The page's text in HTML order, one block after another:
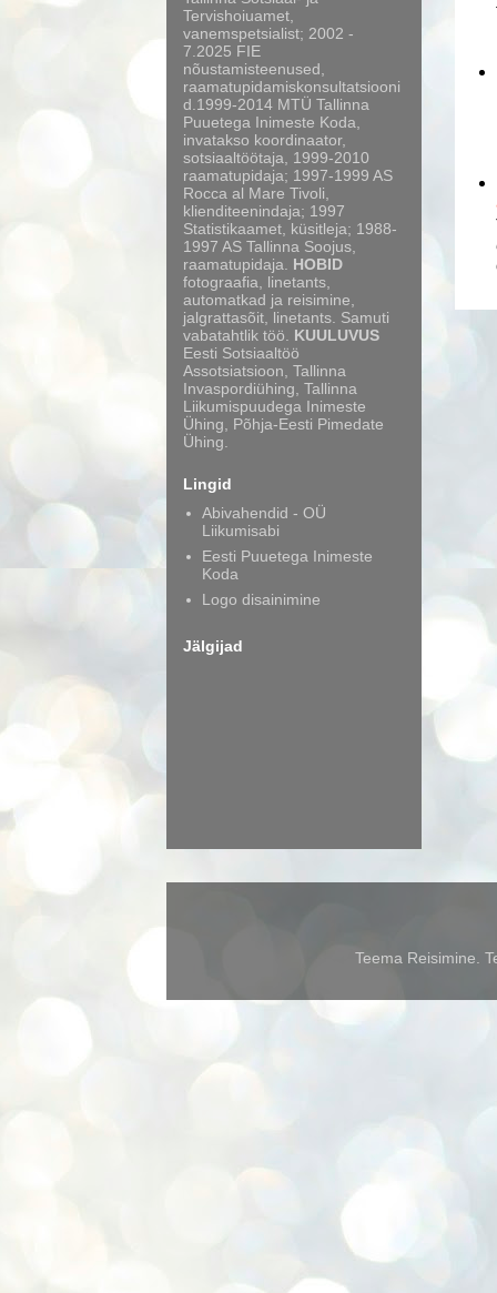
Tervishoiuamet,
vanemspetsialist; 2002 -
7.2025 FIE
nõustamisteenused,
raamatupidamiskonsultatsiooni
d.1999-2014 MTÜ Tallinna
Puuetega Inimeste Koda,
invatakso koordinaator,
sotsiaaltöötaja, 1999-2010
raamatupidaja; 1997-1999 AS
Rocca al Mare Tivoli,
klienditeenindaja; 1997
Statistikaamet, küsitleja; 1988-
1997 AS Tallinna Soojus,
raamatupidaja. HOBID
fotograafia, linetants,
automatkad ja reisimine,
jalgrattasõit, linetants. Samuti
vabatahtlik töö. KUULUVUS
Eesti Sotsiaaltöö
Assotsiatsioon, Tallinna
Invaspordiühing, Tallinna
Liikumispuudega Inimeste
Ühing, Põhja-Eesti Pimedate
Ühing.
Lingid
Abivahendid - OÜ
Liikumisabi
Eesti Puuetega Inimeste
Koda
Logo disainimine
Jälgijad
Teema Reisimine.